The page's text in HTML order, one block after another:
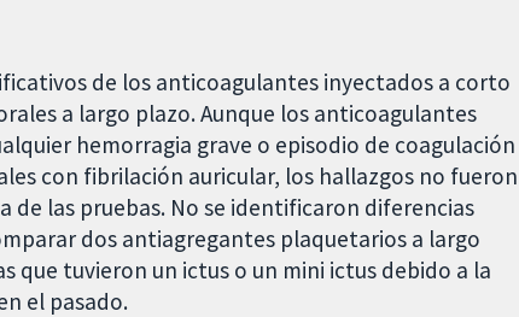
de los anticoagulantes inyectados a corto
a largo plazo. Aunque los anticoagulantes
hemorragia grave o episodio de coagulación
con fibrilación auricular, los hallazgos no fueron
de las pruebas. No se identificaron diferencias
dos antiagregantes plaquetarios a largo
que tuvieron un ictus o un mini ictus debido a la
el pasado.